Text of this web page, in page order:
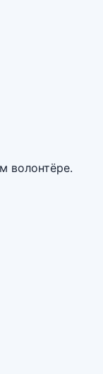
волонтёре.